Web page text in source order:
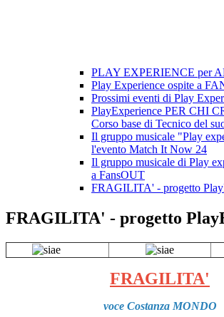
PLAY EXPERIENCE per
Play Experience ospite a
Prossimi eventi di Play
PlayExperience PER CHI
Corso base di Tecnico del
Il gruppo musicale "Play
l'evento Match It Now 24
Il gruppo musicale di Play
a FansOUT
FRAGILITA' - progetto
FRAGILITA' - progetto
FRAGILITA'
voce Costanza MONDO